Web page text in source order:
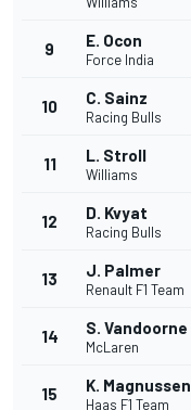
9 E. Ocon
Force India
10 C. Sainz
Racing Bulls
11 L. Stroll
Williams
12 D. Kvyat
Racing Bulls
13 J. Palmer
Renault F1 Team
14 S. Vandoorne
McLaren
15 K. Magnussen
Haas F1 Team